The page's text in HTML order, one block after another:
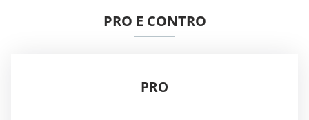
PRO E CONTRO
PRO